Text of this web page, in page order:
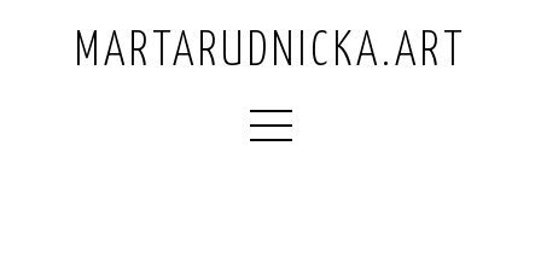
MARTARUDNICKA.ART